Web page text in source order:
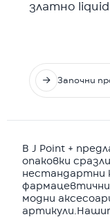
златно
 Започни
В J Point +
опаковки
нестандартни
модни